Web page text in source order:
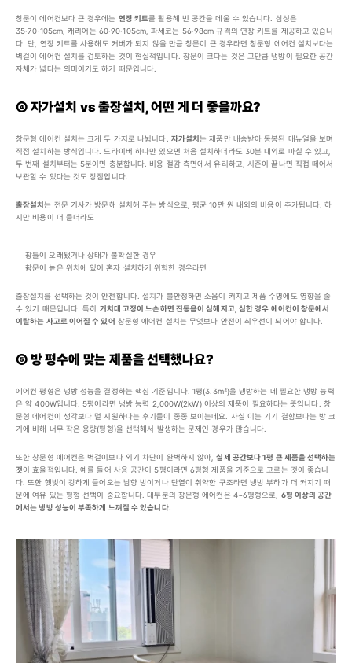
창문이 에어컨보다 큰 경우에는 연장 키트를 활용해 빈 공간을 메울 수 있습니다. 삼성은
35·70·105cm, 캐리어는 60·90·105cm, 파세코는 56·98cm 규격의 연장 키트를 제공하고 있습니
다. 단, 연장 키트를 사용해도 커버가 되지 않을 만큼 창문이 큰 경우라면 창문형 에어컨 설치보다는
벽걸이 에어컨 설치를 검토하는 것이 현실적입니다. 창문이 크다는 것은 그만큼 냉방이 필요한 공간
자체가 넓다는 의미이기도 하기 때문입니다.
④ 자가설치 vs 출장설치, 어떤 게 더 좋을까요?
창문형 에어컨 설치는 크게 두 가지로 나뉩니다. 자가설치는 제품만 배송받아 동봉된 매뉴얼을 보며
직접 설치하는 방식입니다. 드라이버 하나만 있으면 처음 설치하더라도 30분 내외로 마칠 수 있고,
두 번째 설치부터는 5분이면 충분합니다. 비용 절감 측면에서 유리하고, 시즌이 끝나면 직접 떼어서
보관할 수 있다는 것도 장점입니다.
출장설치는 전문 기사가 방문해 설치해 주는 방식으로, 평균 10만 원 내외의 비용이 추가됩니다. 하
지만 비용이 더 들더라도
창틀이 오래됐거나 상태가 불확실한 경우
창문이 높은 위치에 있어 혼자 설치하기 위험한 경우라면
출장설치를 선택하는 것이 안전합니다. 설치가 불안정하면 소음이 커지고 제품 수명에도 영향을 줄
수 있기 때문입니다. 특히 거치대 고정이 느슨하면 진동음이 심해지고, 심한 경우 에어컨이 창문에서
이탈하는 사고로 이어질 수 있어 창문형 에어컨 설치는 무엇보다 안전이 최우선이 되어야 합니다.
⑤ 방 평수에 맞는 제품을 선택했나요?
에어컨 평형은 냉방 성능을 결정하는 핵심 기준입니다. 1평(3.3㎡)을 냉방하는 데 필요한 냉방 능력
은 약 400W입니다. 5평이라면 냉방 능력 2,000W(2kW) 이상의 제품이 필요하다는 뜻입니다. 창
문형 에어컨이 생각보다 덜 시원하다는 후기들이 종종 보이는데요. 사실 이는 기기 결함보다는 방 크
기에 비해 너무 작은 용량(평형)을 선택해서 발생하는 문제인 경우가 많습니다.
또한 창문형 에어컨은 벽걸이보다 외기 차단이 완벽하지 않아, 실제 공간보다 1평 큰 제품을 선택하는
것이 효율적입니다. 예를 들어 사용 공간이 5평이라면 6평형 제품을 기준으로 고르는 것이 좋습니
다. 또한 햇빛이 강하게 들어오는 남향 방이거나 단열이 취약한 구조라면 냉방 부하가 더 커지기 때
문에 여유 있는 평형 선택이 중요합니다. 대부분의 창문형 에어컨은 4~6평형으로, 6평 이상의 공간
에서는 냉방 성능이 부족하게 느껴질 수 있습니다.